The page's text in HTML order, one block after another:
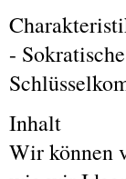
-
Inhalt
Wir können